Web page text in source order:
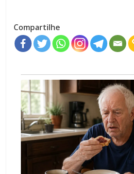
Compartilhe